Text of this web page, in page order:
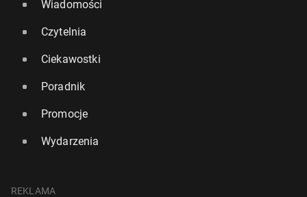
Wiadomości
Czytelnia
Ciekawostki
Poradnik
Promocje
Wydarzenia
REKLAMA